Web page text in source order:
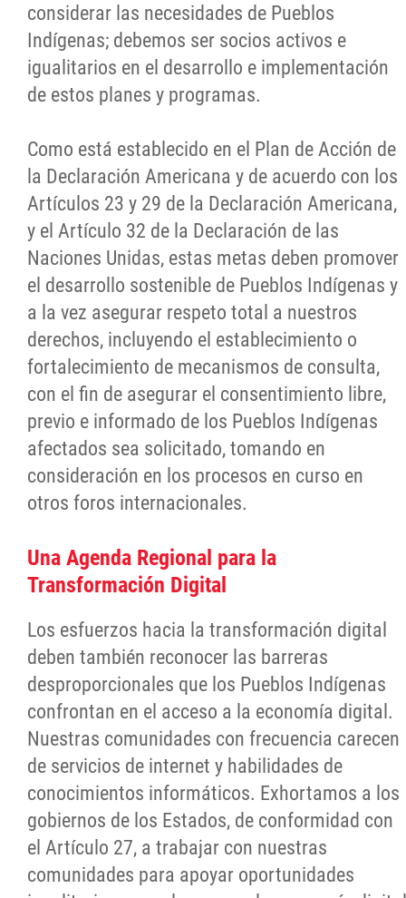
considerar las necesidades de Pueblos
Indígenas; debemos ser socios activos e
igualitarios en el desarrollo e implementación
de estos planes y programas.
Como está establecido en el Plan de Acción de
la Declaración Americana y de acuerdo con los
Artículos 23 y 29 de la Declaración Americana,
y el Artículo 32 de la Declaración de las
Naciones Unidas, estas metas deben promover
el desarrollo sostenible de Pueblos Indígenas y
a la vez asegurar respeto total a nuestros
derechos, incluyendo el establecimiento o
fortalecimiento de mecanismos de consulta,
con el fin de asegurar el consentimiento libre,
previo e informado de los Pueblos Indígenas
afectados sea solicitado, tomando en
consideración en los procesos en curso en
otros foros internacionales.
Una Agenda Regional para la
Transformación Digital
Los esfuerzos hacia la transformación digital
deben también reconocer las barreras
desproporcionales que los Pueblos Indígenas
confrontan en el acceso a la economía digital.
Nuestras comunidades con frecuencia carecen
de servicios de internet y habilidades de
conocimientos informáticos. Exhortamos a los
gobiernos de los Estados, de conformidad con
el Artículo 27, a trabajar con nuestras
comunidades para apoyar oportunidades